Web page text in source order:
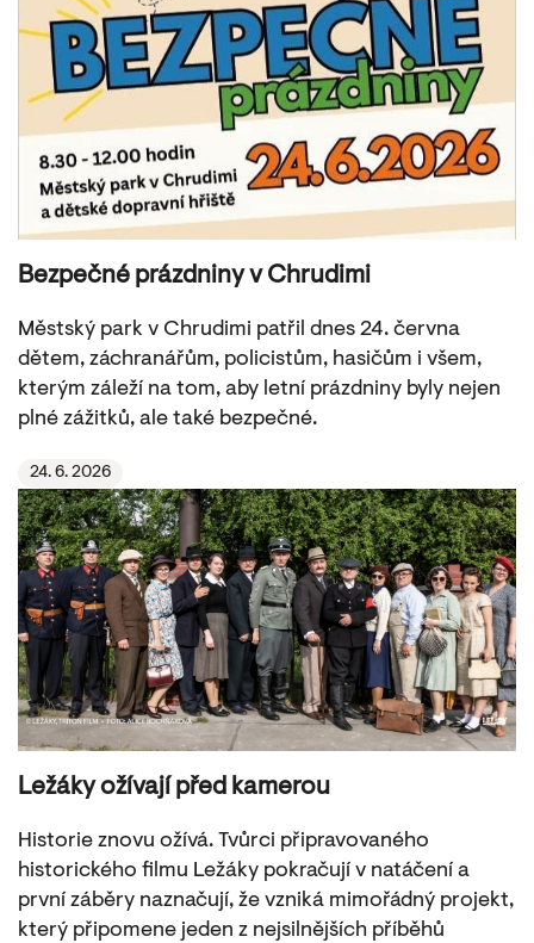
Bezpečné prázdniny v Chrudimi
Městský park v Chrudimi patřil dnes 24. června
dětem, záchranářům, policistům, hasičům i všem,
kterým záleží na tom, aby letní prázdniny byly nejen
plné zážitků, ale také bezpečné.
24. 6. 2026
Ležáky ožívají před kamerou
Historie znovu ožívá. Tvůrci připravovaného
historického filmu Ležáky pokračují v natáčení a
první záběry naznačují, že vzniká mimořádný projekt,
který připomene jeden z nejsilnějších příběhů